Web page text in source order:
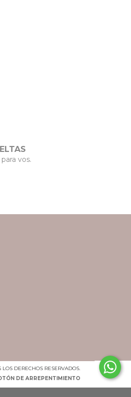
vos.
DERECHOS RESERVADOS.
DE ARREPENTIMIENTO